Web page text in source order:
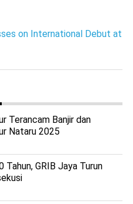
on International Debut at
Terancam Banjir dan
Nataru 2025
Tahun, GRIB Jaya Turun